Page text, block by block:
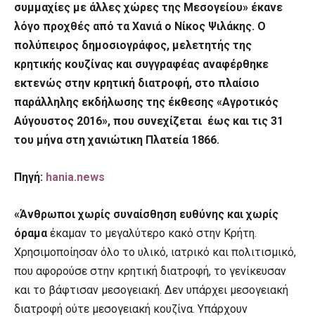
συμμαχίες με άλλες χώρες της Μεσογείου» έκανε
λόγο προχθές από τα Χανιά ο Νίκος Ψιλάκης. Ο
πολύπειρος δημοσιογράφος, μελετητής της
κρητικής κουζίνας και συγγραφέας αναφέρθηκε
εκτενώς στην κρητική διατροφή, στο πλαίσιο
παράλληλης εκδήλωσης της έκθεσης «Αγροτικός
Αύγουστος 2016», που συνεχίζεται έως και τις 31
του μήνα στη χανιώτικη Πλατεία 1866.
Πηγή: hania.news
«Άνθρωποι χωρίς συναίσθηση ευθύνης και χωρίς
όραμαέκαμαν το μεγαλύτερο κακό στην Κρήτη.
Χρησιμοποίησαν όλο το υλικό, ιατρικό και πολιτισμικό,
που αφορούσε στην κρητική διατροφή, το γενίκευσαν
και το βάφτισαν μεσογειακή. Δεν υπάρχει μεσογειακή
διατροφή ούτε μεσογειακή κουζίνα. Υπάρχουν